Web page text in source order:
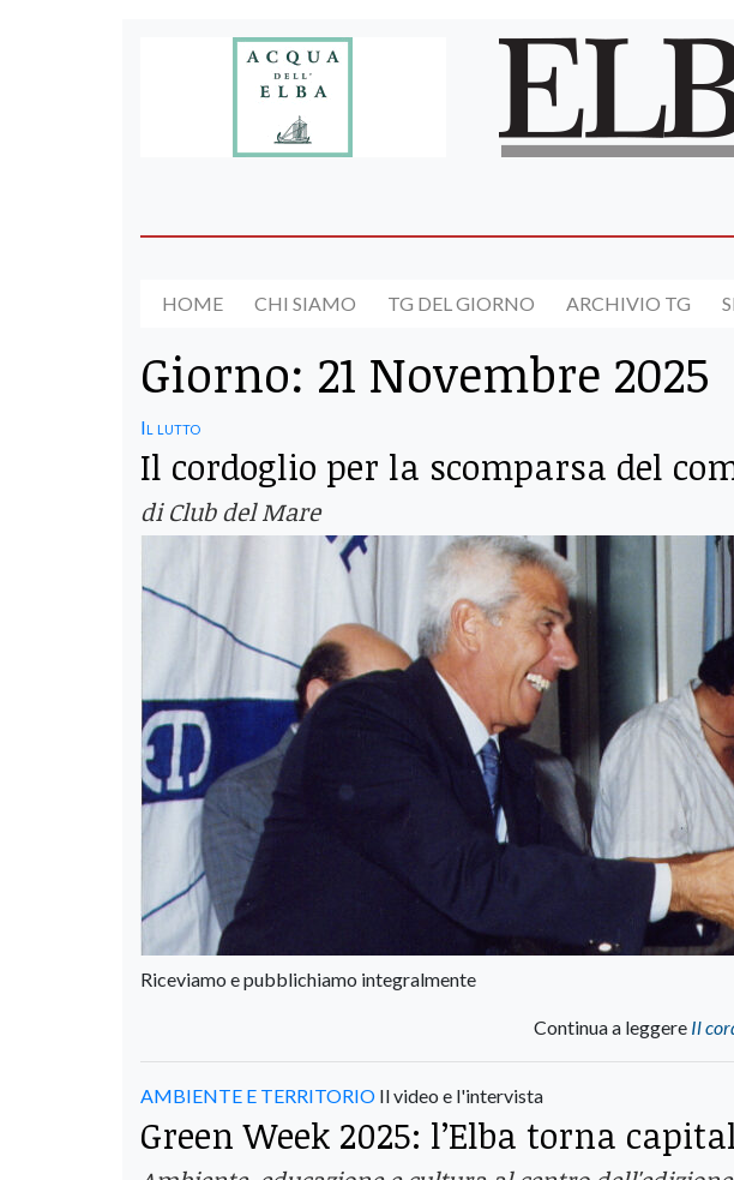
HOME CHI SIAMO TG DEL GIORNO ARCHIVIO TG
Giorno: 21 Novembre 2025
Il lutto
Il cordoglio per la scomparsa del
di Club del Mare
Riceviamo e pubblichiamo integralmente
Continua a leggere Il
AMBIENTE E TERRITORIO Il video e l'intervista
Green Week 2025: l’Elba torna